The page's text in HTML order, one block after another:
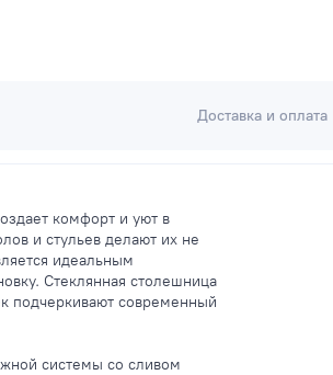
Доставка и оплата
комфорт и уют в
и стульев делают их не
идеальным
Стеклянная столешница
подчеркивают современный
системы со сливом